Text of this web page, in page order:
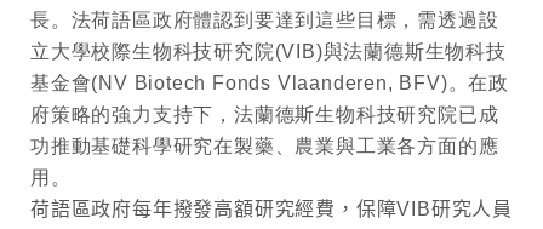
長。法荷語區政府體認到 要達到這些目標， 需透過設
立大學校際生物科技研究院(VIB)與法蘭德斯生物科技
基金會(NV Biotech Fonds Vlaanderen, BFV)。在政
府策略的強力支持下，法蘭德斯生物科技研究院已成
功推動基礎科學研究在製藥、農業與工業各方面的應
用。
荷語區政府每年撥發高額研究經費，保障VIB研究人員